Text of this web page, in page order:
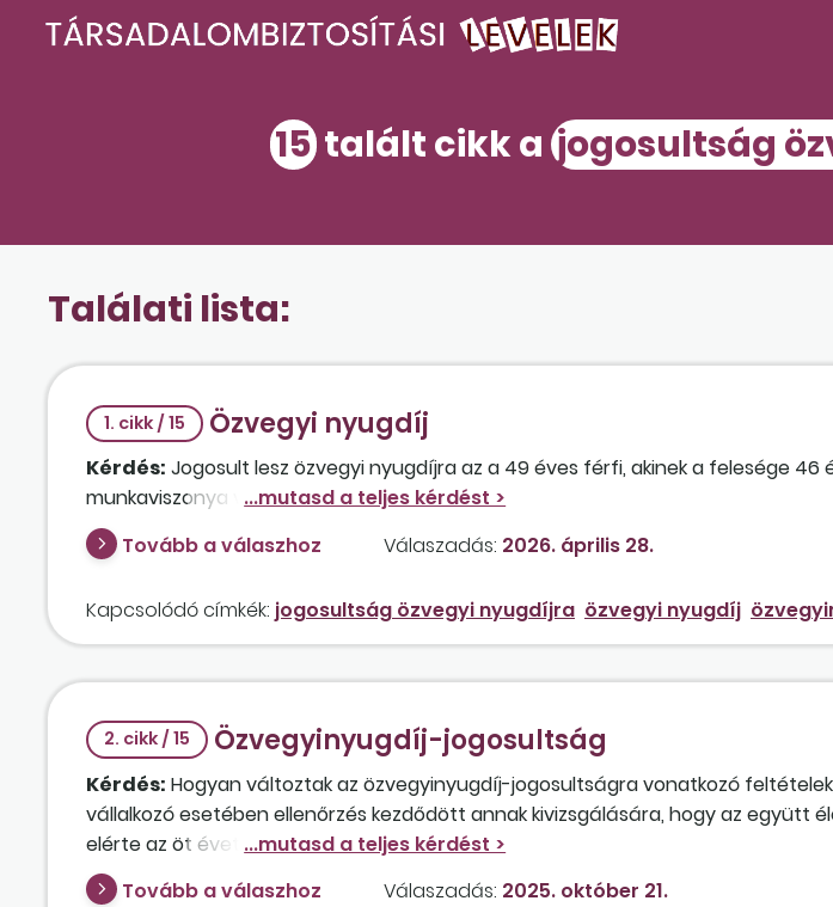
15 talált cikk a jogosultság
Találati lista:
1. cikk / 15 Özvegyi nyugdíj
Kérdés: Jogosult lesz özvegyi nyugdíjra az a 49 éves férfi, akinek a felesége 46
munkaviszonya volt? Amennyiben igen, akkor milyen módon kell igényelni az
Tovább a válaszhoz
Válaszadás: 2026. április 28.
Kapcsolódó címkék: jogosultság özvegyi nyugdíjra özvegyi nyugdíj
2. cikk / 15 Özvegyinyugdíj-jogosultság
Kérdés: Hogyan változtak az özvegyinyugdíj-jogosultságra vonatkozó
vállalkozó esetében ellenőrzés kezdődött annak kivizsgálására, hogy az együtt
elérte az öt évet? A vállalkozó eddigi ismeretei szerint az együtt élő házastársak
hosszának vizsgálatára.
Tovább a válaszhoz Válaszadás: 2025. október 21.